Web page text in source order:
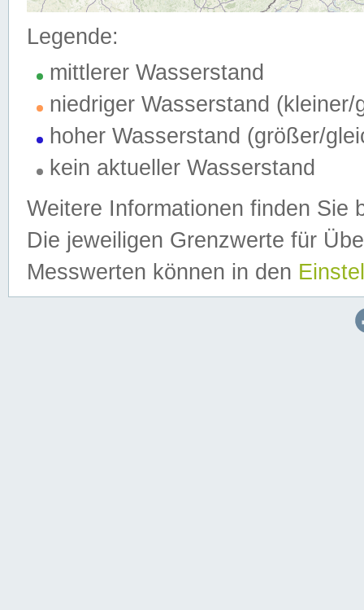
Legende:
mittlerer Wasserstand
niedriger Wasserstand (kleiner/
hoher Wasserstand (größer/
kein aktueller Wasserstand
Weitere Informationen finden Sie
Die jeweiligen Grenzwerte für
Messwerten können in den